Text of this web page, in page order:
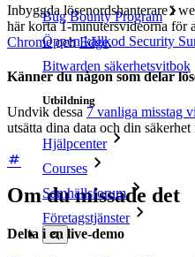
Bug Bounty Program
Öppen källkod Security
Bitwarden säkerhetsvitbok
Utbildning
Hjälpcenter
Courses
Samhällsforum
Företagstjänster
Inbyggda lösenordshanterare i
här korta 1-minutersvideorna för
ChromeochEdge.
Känner du någon som delar
Undvik dessa 7 vanliga misstag
utsätta dina data och din
Om du missade det
Delta i en live-demo